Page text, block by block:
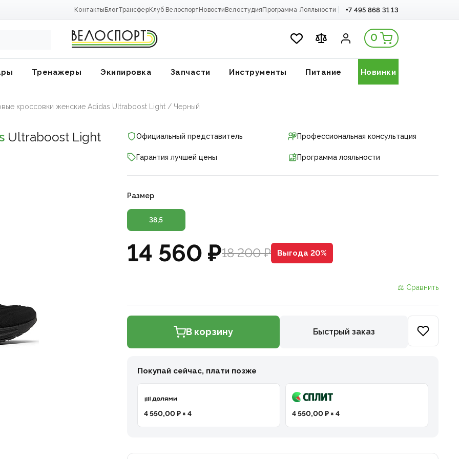
Контакты БлогТрансферКлуб Велоспорт Новости Велостудия Программа Лояльности +7 495 868 31 13
0
Тренажеры Экипировка Запчасти Инструменты Питание Новинки
кроссовки женские Adidas Ultraboost Light / Черный
Ultraboost Light
Официальный представитель Профессиональная консультация
Гарантия лучшей цены Программа лояльности
Размер
38,5
14 560 ₽18 200 ₽ Выгода 20%
⚖ Сравнить
В корзину Быстрый заказ
Покупай сейчас, плати позже
4 550,00 ₽ × 4 4 550,00 ₽ × 4